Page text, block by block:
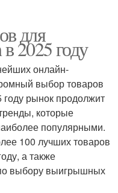
для
2025 году
онлайн-
выбор товаров
рынок продолжит
которые
популярными.
100 лучших товаров
а также
выбору выигрышных